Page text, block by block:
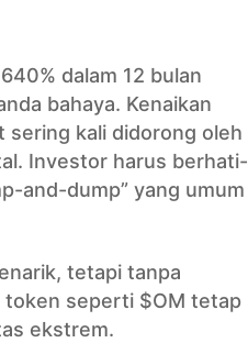
dalam 12 bulan
bahaya. Kenaikan
sering kali didorong oleh
Investor harus berhati-
and-dump” yang umum
tetapi tanpa
seperti $OM tetap
ekstrem.